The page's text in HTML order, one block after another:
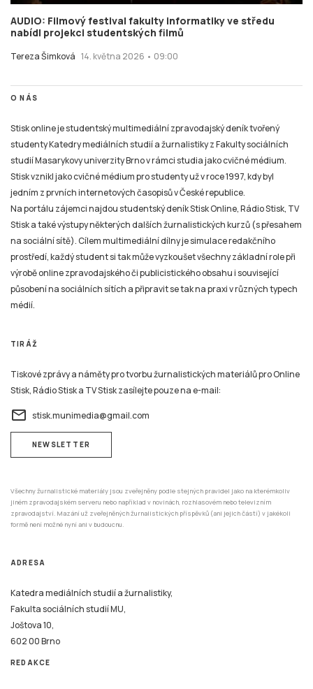
AUDIO: Filmový festival fakulty informatiky ve středu
nabídl projekci studentských filmů
Tereza Šimková 14. května 2026 • 09:00
O NÁS
Stisk online je studentský multimediální zpravodajský deník tvořený
studenty Katedry mediálních studií a žurnalistiky z Fakulty sociálních
studií Masarykovy univerzity Brno v rámci studia jako cvičné médium.
Stisk vznikl jako cvičné médium pro studenty už v roce 1997, kdy byl
jedním z prvních internetových časopisů v České republice.
Na portálu zájemci najdou studentský deník Stisk Online, Rádio Stisk, TV
Stisk a také výstupy některých dalších žurnalistických kurzů (s přesahem
na sociální sítě). Cílem multimediální dílny je simulace redakčního
prostředí, každý student si tak může vyzkoušet všechny základní role při
výrobě online zpravodajského či publicistického obsahu i související
působení na sociálních sítích a připravit se tak na praxi v různých typech
médií.
TIRÁŽ
Tiskové zprávy a náměty pro tvorbu žurnalistických materiálů pro Online
Stisk, Rádio Stisk a TV Stisk zasílejte pouze na e-mail:
email stisk.munimedia@gmail.com
NEWSLETTER
Všechny žurnalistické materiály jsou zveřejněny podle stejných pravidel jako na kterémkoliv
jiném zpravodajském serveru nebo například v novinách, rozhlasovém nebo televizním
zpravodajství. Mazání už zveřejněných žurnalistických příspěvků (ani jejich částí) v jakékoli
formě není možné nyní ani v budoucnu.
ADRESA
Katedra mediálních studií a žurnalistiky,
Fakulta sociálních studií MU,
Joštova 10,
602 00 Brno
REDAKCE